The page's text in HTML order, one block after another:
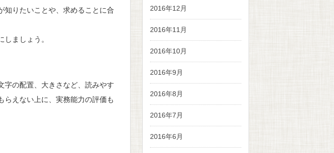
知りたいことや、求めることに合
ましょう。
字の配置、大きさなど、読みやす
らえない上に、実務能力の評価も
2016年12月
2016年11月
2016年10月
2016年9月
2016年8月
2016年7月
2016年6月